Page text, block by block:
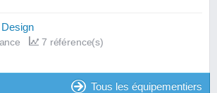
7 référence(s)
Tous les équipementiers